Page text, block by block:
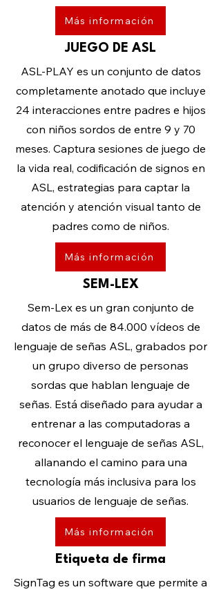
Más información
JUEGO DE ASL
ASL-PLAY es un conjunto de datos
completamente anotado que incluye
24 interacciones entre padres e hijos
con niños sordos de entre 9 y 70
meses. Captura sesiones de juego de
la vida real, codificación de signos en
ASL, estrategias para captar la
atención y atención visual tanto de
padres como de niños.
Más información
SEM-LEX
Sem-Lex es un gran conjunto de
datos de más de 84.000 vídeos de
lenguaje de señas ASL, grabados por
un grupo diverso de personas
sordas que hablan lenguaje de
señas. Está diseñado para ayudar a
entrenar a las computadoras a
reconocer el lenguaje de señas ASL,
allanando el camino para una
tecnología más inclusiva para los
usuarios de lenguaje de señas.
Más información
Etiqueta de firma
SignTag es un software que permite a